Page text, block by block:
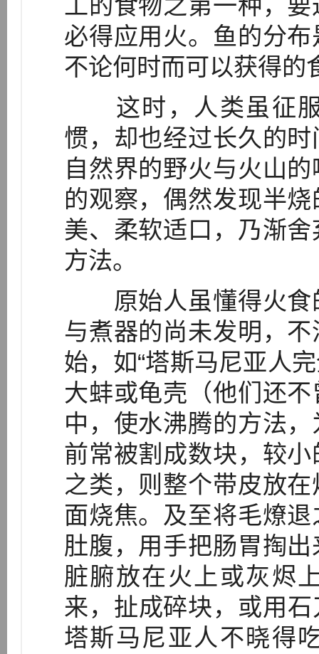
工的食物之第一种，
必得应用火。鱼的分
不论何时而可以获得的
这时，人类虽征服
惯，却也经过长久的
自然界的野火与火山
的观察，偶然发现半
美、柔软适口，乃渐
方法。
原始人虽懂得火食
与煮器的尚未发明，
始，如“塔斯马尼亚人
大蚌或龟壳（他们还
中，使水沸腾的方法
前常被割成数块，较
之类，则整个带皮放
面烧焦。及至将毛燎
肚腹，用手把肠胃掏
脏腑放在火上或灰烬
来，扯成碎块，或用
塔斯马尼亚人不晓得